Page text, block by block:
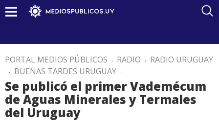
PORTAL MEDIOS PÚBLICOS . RADIO . RADIO URUGUAY
. BUENAS TARDES URUGUAY .
Se publicó el primer Vademécum
de Aguas Minerales y Termales
del Uruguay